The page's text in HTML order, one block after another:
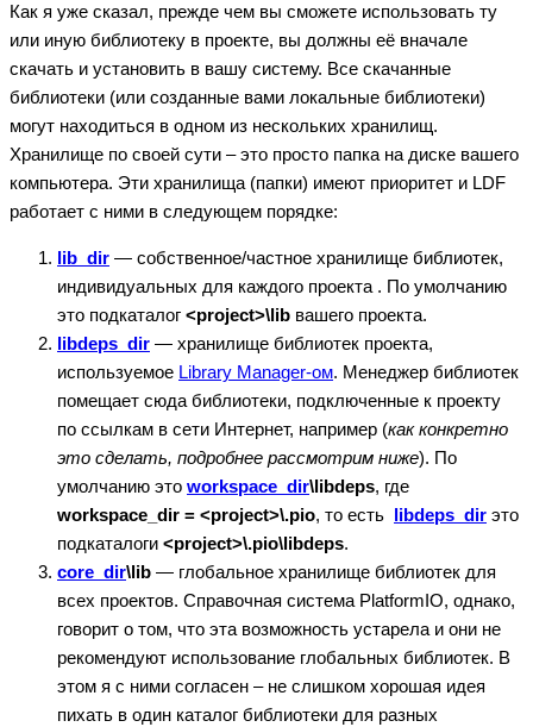
Как я уже сказал, прежде чем вы сможете использовать ту
или иную библиотеку в проекте, вы должны её вначале
скачать и установить в вашу систему. Все скачанные
библиотеки (или созданные вами локальные библиотеки)
могут находиться в одном из нескольких хранилищ.
Хранилище по своей сути – это просто папка на диске вашего
компьютера. Эти хранилища (папки) имеют приоритет и LDF
работает с ними в следующем порядке:
lib_dir — собственное/частное хранилище библиотек,
индивидуальных для каждого проекта . По умолчанию
это подкаталог <project>\lib вашего проекта.
libdeps_dir — хранилище библиотек проекта,
используемое Library Manager-ом. Менеджер библиотек
помещает сюда библиотеки, подключенные к проекту
по ссылкам в сети Интернет, например (как конкретно
это сделать, подробнее рассмотрим ниже). По
умолчанию это workspace_dir\libdeps, где
workspace_dir = <project>\.pio, то есть libdeps_dir это
подкаталоги <project>\.pio\libdeps.
core_dir\lib — глобальное хранилище библиотек для
всех проектов. Справочная система PlatformIO, однако,
говорит о том, что эта возможность устарела и они не
рекомендуют использование глобальных библиотек. В
этом я с ними согласен – не слишком хорошая идея
пихать в один каталог библиотеки для разных